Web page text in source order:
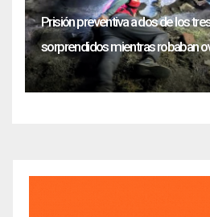
Prisión preventiva a dos de los
sorprendidos mientras robaban